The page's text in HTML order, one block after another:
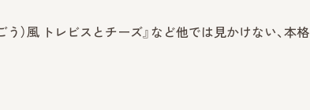
う）風 トレビスとチーズ』など他では見かけない、本格